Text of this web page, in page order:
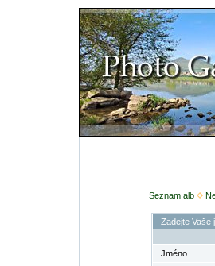
Seznam alb
Zadejte Vaše
Jméno